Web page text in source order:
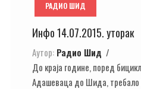
РАДИО ШИД
Инфо 14.07.2015. уторак
Аутор: Радио Шид
До краја године, поред
Адашеваца до Шида,